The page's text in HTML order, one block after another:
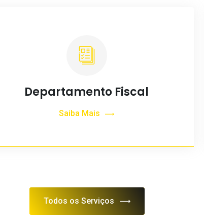
Departamento Fiscal
Saiba Mais
Todos os Serviços